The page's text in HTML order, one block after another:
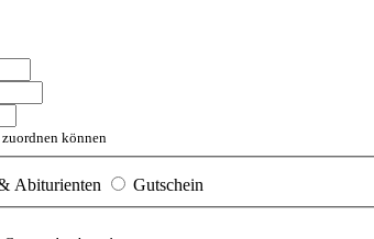
können
Abiturienten Gutschein